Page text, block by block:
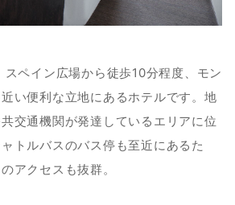
ペイン広場から徒歩10分程度、モン
い便利な立地にあるホテルです。地
交通機関が発達しているエリアに位
トルバスのバス停も至近にあるた
アクセスも抜群。